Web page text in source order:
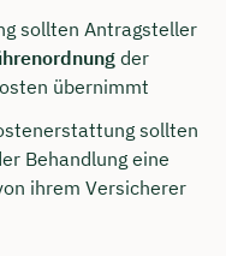
sollten Antragsteller
der
übernimmt
sollten
Behandlung eine
ihrem Versicherer